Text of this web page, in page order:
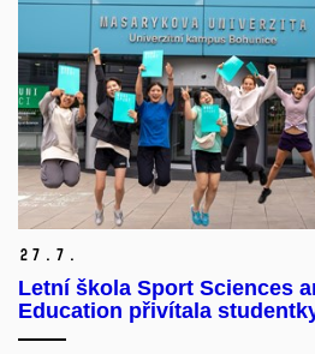
27. 7.
Letní škola Sport Sciences
Education přivítala